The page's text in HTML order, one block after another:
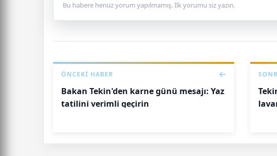
Bu habere henüz yorum yapılmamış. İlk yorumu siz yazın.
ÖNCEKI HABER
Bakan Tekin'den karne günü mesajı: Yaz
tatilini verimli geçirin